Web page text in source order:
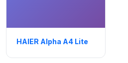
HAIER Alpha A4 Lite